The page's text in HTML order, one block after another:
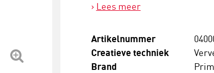
Lees meer
Artikelnummer
Creatieve techniek
Brand